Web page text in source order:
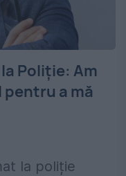
Poliție: Am
a mă
la poliție